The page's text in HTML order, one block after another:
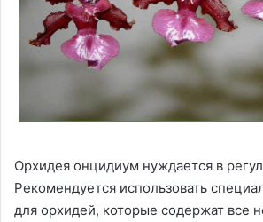
Орхидея онцидиум нуждается в
Рекомендуется использовать
для орхидей, которые содержат все